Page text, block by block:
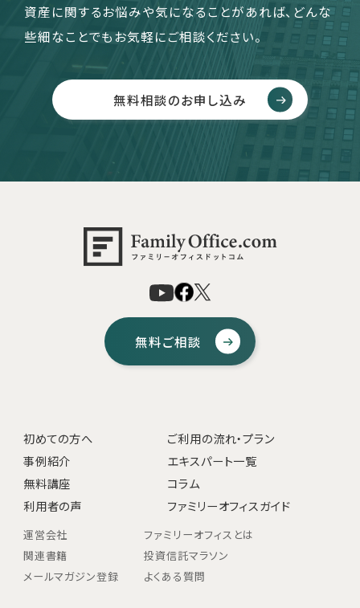
資産に関するお悩みや気になることがあれば、どんな
些細なことでもお気軽にご相談ください。
無料相談のお申し込み
無料ご相談
初めての方へ
ご利用の流れ・プラン
事例紹介
エキスパート一覧
無料講座
コラム
利用者の声
ファミリーオフィスガイド
運営会社
ファミリーオフィスとは
関連書籍
投資信託マラソン
メールマガジン登録
よくある質問